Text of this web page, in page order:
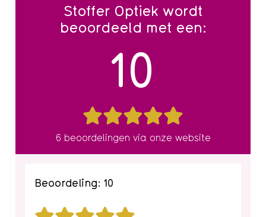
Stoffer Optiek wordt
beoordeeld met een:
10
6 beoordelingen via onze website
Beoordeling: 10